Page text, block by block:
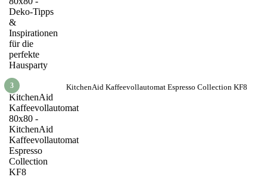
3 KitchenAid Kaffeevollautomat Espresso Collection KF8